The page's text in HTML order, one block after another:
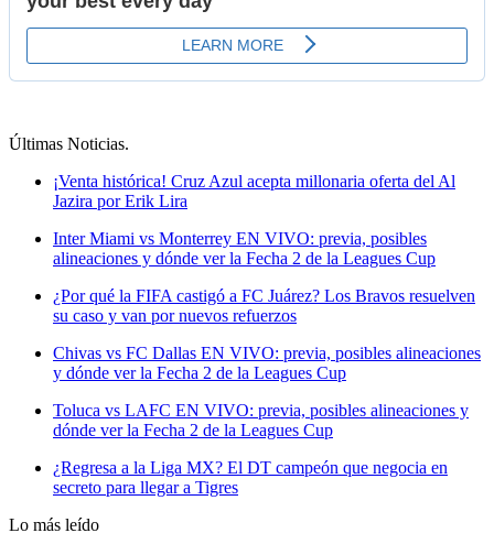
Últimas Noticias.
¡Venta histórica! Cruz Azul acepta millonaria oferta del Al
Jazira por Erik Lira
Inter Miami vs Monterrey EN VIVO: previa, posibles
alineaciones y dónde ver la Fecha 2 de la Leagues Cup
¿Por qué la FIFA castigó a FC Juárez? Los Bravos resuelven
su caso y van por nuevos refuerzos
Chivas vs FC Dallas EN VIVO: previa, posibles alineaciones
y dónde ver la Fecha 2 de la Leagues Cup
Toluca vs LAFC EN VIVO: previa, posibles alineaciones y
dónde ver la Fecha 2 de la Leagues Cup
¿Regresa a la Liga MX? El DT campeón que negocia en
secreto para llegar a Tigres
Lo más leído